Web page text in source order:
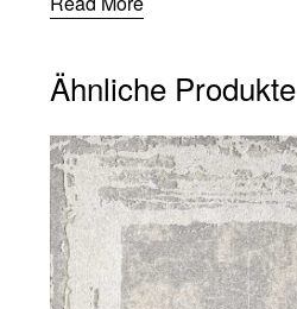
Ähnliche Produkte